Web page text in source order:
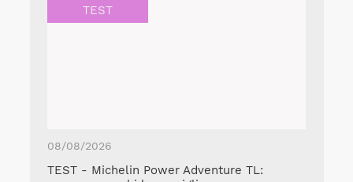
TEST
08/08/2026
TEST - Michelin Power Adventure TL: